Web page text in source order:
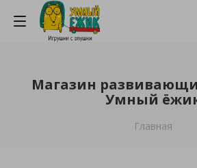
Магазин
Умный
Главная